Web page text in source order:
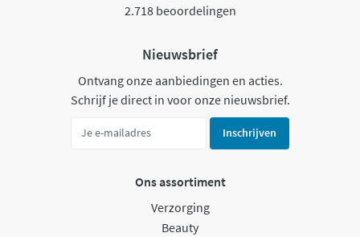
2.718 beoordelingen
Nieuwsbrief
Ontvang onze aanbiedingen en acties.
Schrijf je direct in voor onze nieuwsbrief.
Inschrijven
Ons assortiment
Verzorging
Beauty